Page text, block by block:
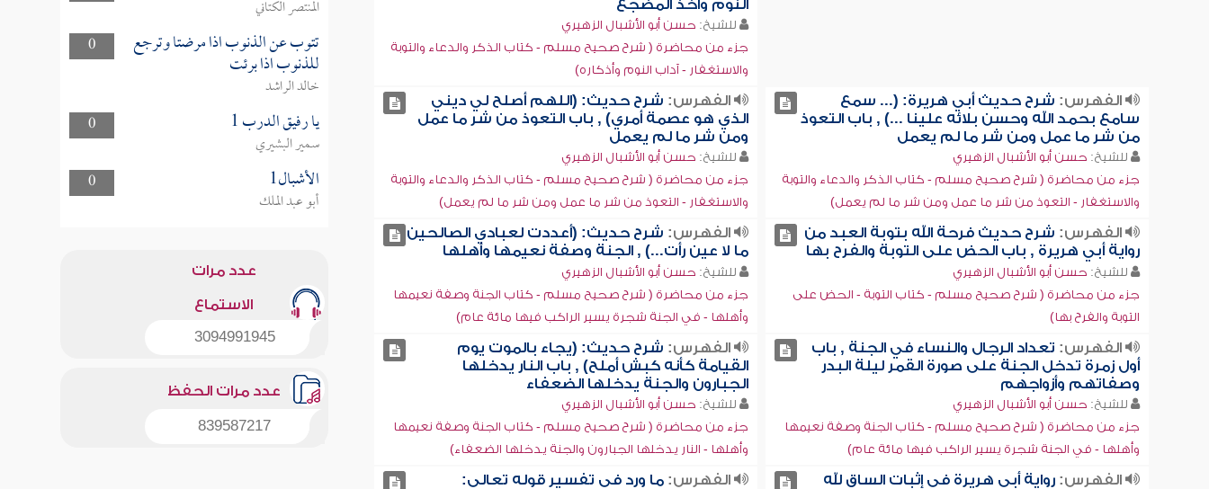
النوم وأخذ المضجع
للشيخ: حسن أبو الأشبال الزهيري
جزء من محاضرة ( شرح صحيح مسلم - كتاب الذكر والدعاء والتوبة
والاستغفار - آداب النوم وأذكاره)
الفهرس: شرح حديث أبي هريرة: (... سمع
سامع بحمد الله وحسن بلائه علينا ...) , باب التعوذ
من شر ما عمل ومن شر ما لم يعمل
للشيخ: حسن أبو الأشبال الزهيري
جزء من محاضرة ( شرح صحيح مسلم - كتاب الذكر والدعاء والتوبة
والاستغفار - التعوذ من شر ما عمل ومن شر ما لم يعمل)
الفهرس: شرح حديث: (اللهم أصلح لي ديني
الذي هو عصمة أمري) , باب التعوذ من شر ما عمل
ومن شر ما لم يعمل
للشيخ: حسن أبو الأشبال الزهيري
جزء من محاضرة ( شرح صحيح مسلم - كتاب الذكر والدعاء والتوبة
والاستغفار - التعوذ من شر ما عمل ومن شر ما لم يعمل)
الفهرس: شرح حديث فرحة الله بتوبة العبد من
رواية أبي هريرة , باب الحض على التوبة والفرح بها
للشيخ: حسن أبو الأشبال الزهيري
جزء من محاضرة ( شرح صحيح مسلم - كتاب التوبة - الحض على
التوبة والفرح بها)
الفهرس: شرح حديث: (أعددت لعبادي الصالحين
ما لا عين رأت...) , الجنة وصفة نعيمها وأهلها
للشيخ: حسن أبو الأشبال الزهيري
جزء من محاضرة ( شرح صحيح مسلم - كتاب الجنة وصفة نعيمها
وأهلها - في الجنة شجرة يسير الراكب فيها مائة عام)
الفهرس: تعداد الرجال والنساء في الجنة , باب
أول زمرة تدخل الجنة على صورة القمر ليلة البدر
وصفاتهم وأزواجهم
للشيخ: حسن أبو الأشبال الزهيري
جزء من محاضرة ( شرح صحيح مسلم - كتاب الجنة وصفة نعيمها
وأهلها - في الجنة شجرة يسير الراكب فيها مائة عام)
الفهرس: شرح حديث: (يجاء بالموت يوم
القيامة كأنه كبش أملح) , باب النار يدخلها
الجبارون والجنة يدخلها الضعفاء
للشيخ: حسن أبو الأشبال الزهيري
جزء من محاضرة ( شرح صحيح مسلم - كتاب الجنة وصفة نعيمها
وأهلها - النار يدخلها الجبارون والجنة يدخلها الضعفاء)
الفهرس:رواية أبي هريرة في إثبات الساق لله
الفهرس: ما ورد في تفسير قوله تعالى:
المنتصر الكتاني
0
تتوب عن الذنوب اذا مرضتا وترجع
للذنوب اذا برئت
خالد الراشد
0
يا رفيق الدرب 1
سمير البشيري
0
الأشبال1
أبو عبد الملك
عدد مرات
الاستماع
3094991945
عدد مرات الحفظ
839587217